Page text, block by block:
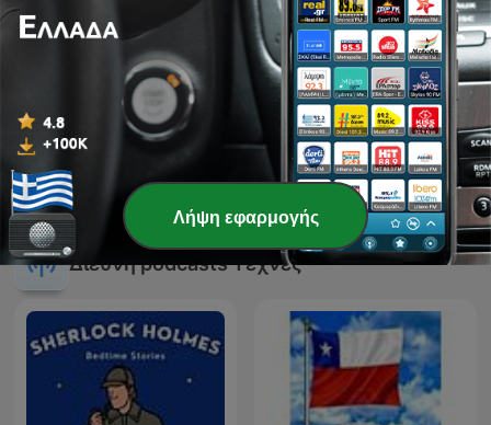
MUNDO BABEL David Guetta
Διεθνή podcasts Τέχνες
Λήψη εφαρμογής